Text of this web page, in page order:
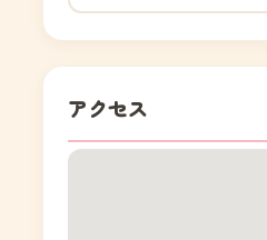
アクセス